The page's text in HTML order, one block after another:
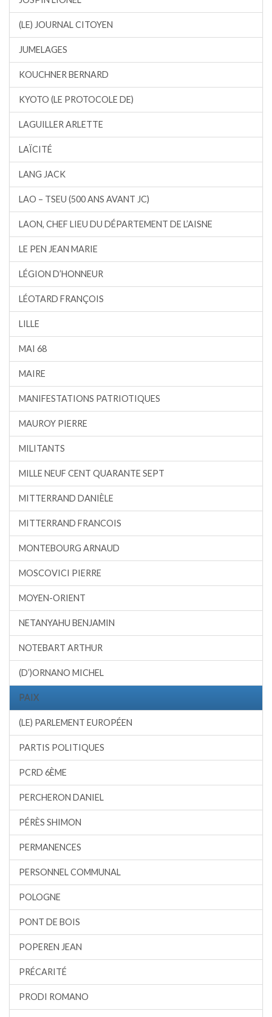
(LE) JOURNAL CITOYEN
JUMELAGES
KOUCHNER BERNARD
KYOTO (LE PROTOCOLE DE)
LAGUILLER ARLETTE
LAÏCITÉ
LANG JACK
LAO – TSEU (500 ANS AVANT JC)
LAON, CHEF LIEU DU DÉPARTEMENT DE L’AISNE
LE PEN JEAN MARIE
LÉGION D’HONNEUR
LÉOTARD FRANÇOIS
LILLE
MAI 68
MAIRE
MANIFESTATIONS PATRIOTIQUES
MAUROY PIERRE
MILITANTS
MILLE NEUF CENT QUARANTE SEPT
MITTERRAND DANIÈLE
MITTERRAND FRANCOIS
MONTEBOURG ARNAUD
MOSCOVICI PIERRE
MOYEN-ORIENT
NETANYAHU BENJAMIN
NOTEBART ARTHUR
(D’)ORNANO MICHEL
PAIX
(LE) PARLEMENT EUROPÉEN
PARTIS POLITIQUES
PCRD 6ÈME
PERCHERON DANIEL
PÉRÈS SHIMON
PERMANENCES
PERSONNEL COMMUNAL
POLOGNE
PONT DE BOIS
POPEREN JEAN
PRÉCARITÉ
PRODI ROMANO